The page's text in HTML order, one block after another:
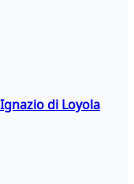
di Loyola